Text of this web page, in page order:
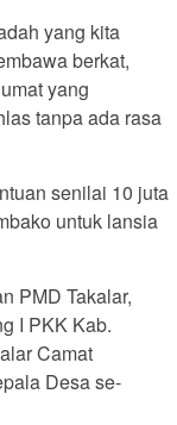
yang kita
berkat,
yang
tanpa ada rasa
senilai 10 juta
untuk lansia
PMD Takalar,
I PKK Kab.
Camat
Desa se-